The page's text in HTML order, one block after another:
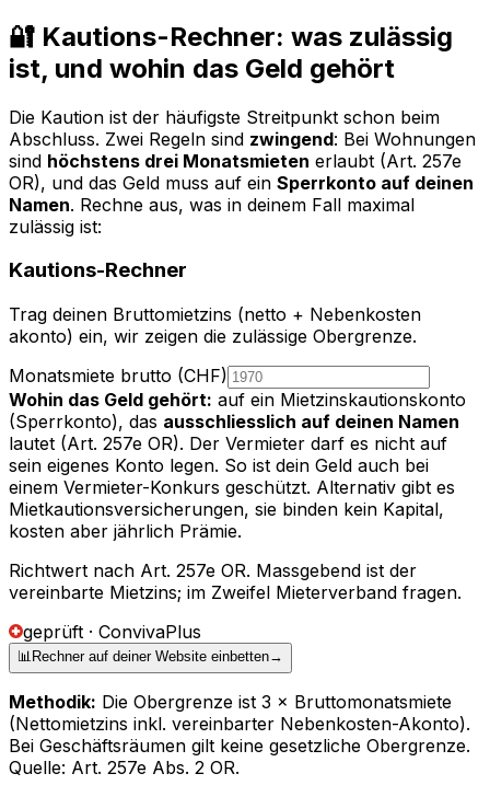
🔐 Kautions-Rechner: was zulässig
ist, und wohin das Geld gehört
Die Kaution ist der häufigste Streitpunkt schon beim
Abschluss. Zwei Regeln sind zwingend: Bei Wohnungen
sind höchstens drei Monatsmieten erlaubt (Art. 257e
OR), und das Geld muss auf ein Sperrkonto auf deinen
Namen. Rechne aus, was in deinem Fall maximal
zulässig ist:
Kautions-Rechner
Trag deinen Bruttomietzins (netto + Nebenkosten
akonto) ein, wir zeigen die zulässige Obergrenze.
Monatsmiete brutto (CHF)
Wohin das Geld gehört: auf ein Mietzinskautionskonto
(Sperrkonto), das ausschliesslich auf deinen Namen
lautet (Art. 257e OR). Der Vermieter darf es nicht auf
sein eigenes Konto legen. So ist dein Geld auch bei
einem Vermieter-Konkurs geschützt. Alternativ gibt es
Mietkautionsversicherungen, sie binden kein Kapital,
kosten aber jährlich Prämie.
Richtwert nach Art. 257e OR. Massgebend ist der
vereinbarte Mietzins; im Zweifel Mieterverband fragen.
geprüft · ConvivaPlus
📊 Rechner auf deiner Website einbetten→
Methodik: Die Obergrenze ist 3 × Bruttomonatsmiete
(Nettomietzins inkl. vereinbarter Nebenkosten-Akonto).
Bei Geschäftsräumen gilt keine gesetzliche Obergrenze.
Quelle: Art. 257e Abs. 2 OR.